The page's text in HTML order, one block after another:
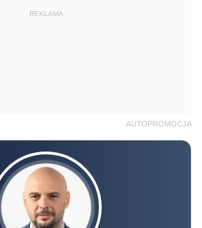
REKLAMA
AUTOPROMOCJA